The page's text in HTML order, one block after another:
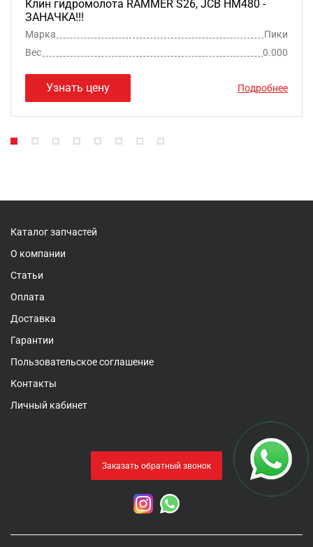
Клин гидромолота RAMMER S26, JCB HM480 -
ЗАНАЧКА!!!
Марка
Пики
Вес
0.000
Узнать цену Подробнее
Каталог запчастей
О компании
Статьи
Оплата
Доставка
Гарантии
Пользовательское соглашение
Контакты
Личный кабинет
Заказать обратный звонок